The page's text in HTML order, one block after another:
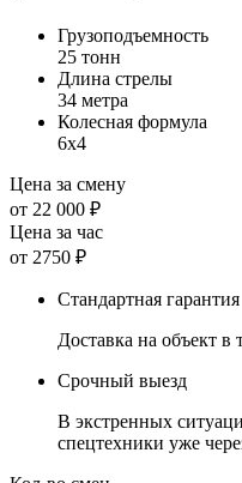
Грузоподъемность
25 тонн
Длина стрелы
34 метра
Колесная формула
6х4
Цена за смену
от 22 000 ₽
Цена за час
от 2750 ₽
Стандартная гарантия
Доставка на объект в
Срочный выезд
В экстренных
спецтехники уже